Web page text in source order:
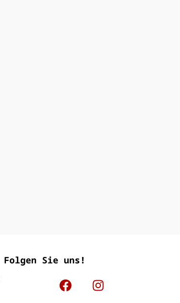
Folgen Sie uns!